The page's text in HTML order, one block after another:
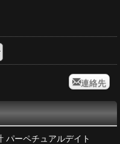
連絡先
パーペチュアルデイト